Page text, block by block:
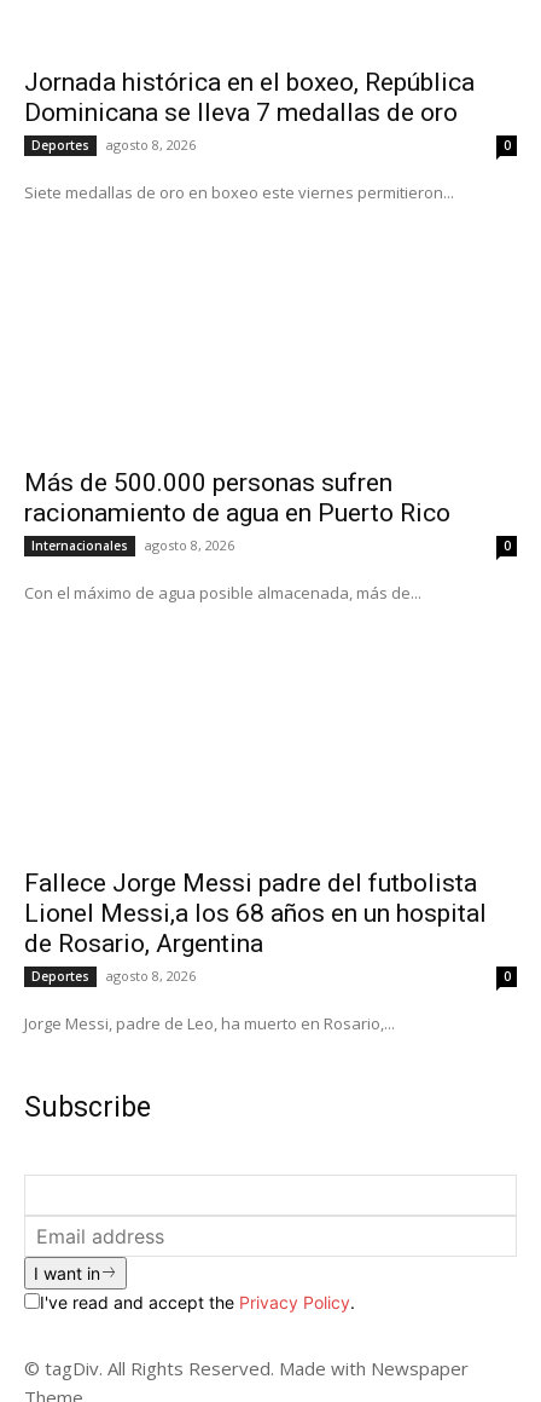
Jornada histórica en el boxeo, República
Dominicana se lleva 7 medallas de oro
Deportes agosto 8, 2026 0
Siete medallas de oro en boxeo este viernes permitieron...
Más de 500.000 personas sufren
racionamiento de agua en Puerto Rico
Internacionales agosto 8, 2026 0
Con el máximo de agua posible almacenada, más de...
Fallece Jorge Messi padre del futbolista
Lionel Messi,a los 68 años en un hospital
de Rosario, Argentina
Deportes agosto 8, 2026 0
Jorge Messi, padre de Leo, ha muerto en Rosario,...
Subscribe
I want in
I've read and accept the Privacy Policy.
© tagDiv. All Rights Reserved. Made with Newspaper
Theme.